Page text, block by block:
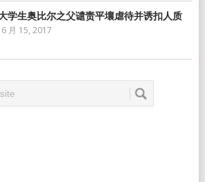
学生奥比尔之父谴责平壤虐待并诱扣人质
6 月 15, 2017